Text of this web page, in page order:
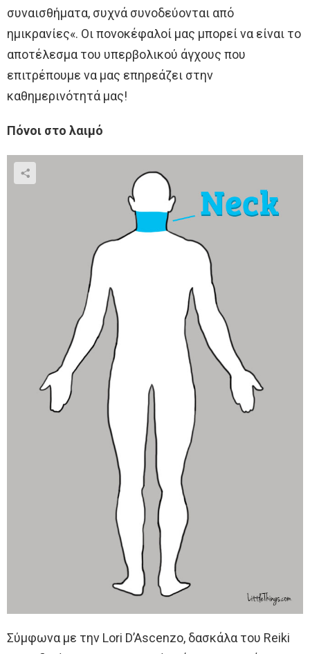
συναισθήματα, συχνά συνοδεύονται από
ημικρανίες«. Οι πονοκέφαλοί μας μπορεί να είναι το
αποτέλεσμα του υπερβολικού άγχους που
επιτρέπουμε να μας επηρεάζει στην
καθημερινότητά μας!
Πόνοι στο λαιμό
Σύμφωνα με την Lori D’Ascenzo, δασκάλα του Reiki